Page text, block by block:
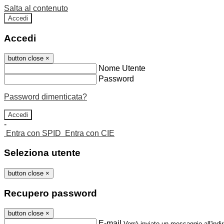
Salta al contenuto
Accedi
Accedi
button close ×
Nome Utente
Password
Password dimenticata?
-
Entra con SPID
Entra con CIE
Seleziona utente
button close ×
Recupero password
button close ×